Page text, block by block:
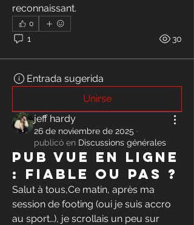
reconnaissant.
0
1 30
Entrada sugerida
Unirse
jeff hardy
26 de noviembre de 2025 ·
publicó en Discussions générales
Pub vue en ligne
: fiable ou pas ?
Salut à tous,Ce matin, après ma
session de footing (oui je suis accro
au sport…), je scrollais un peu sur